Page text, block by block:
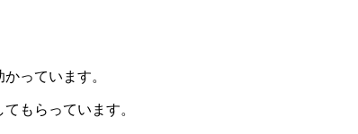
っています。
もらっています。